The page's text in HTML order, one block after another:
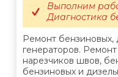
Ремонт бензиновых,
генераторов.
нарезчиков швов,
бензиновых и
Выполним
Диагностика